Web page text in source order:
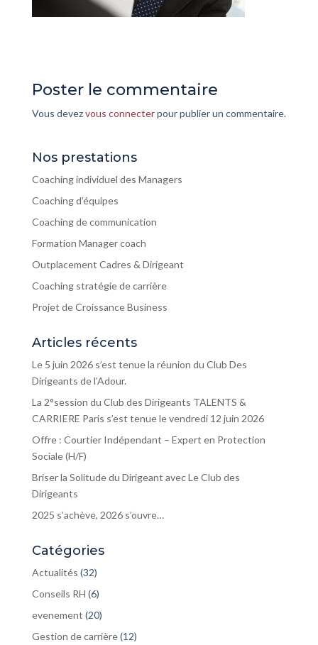
Poster le commentaire
Vous devezvous connecterpour publier un commentaire.
Nos prestations
Coaching individuel des Managers
Coaching d’équipes
Coaching de communication
Formation Manager coach
Outplacement Cadres & Dirigeant
Coaching stratégie de carrière
Projet de Croissance Business
Articles récents
Le 5 juin 2026 s’est tenue la réunion du Club Des
Dirigeants de l’Adour.
La 2°session du Club des Dirigeants TALENTS &
CARRIERE Paris s’est tenue le vendredi 12 juin 2026
Offre : Courtier Indépendant – Expert en Protection
Sociale (H/F)
Briser la Solitude du Dirigeant avec Le Club des
Dirigeants
2025 s’achève, 2026 s’ouvre…
Catégories
Actualités (32)
Conseils RH (6)
evenement (20)
Gestion de carrière(12)